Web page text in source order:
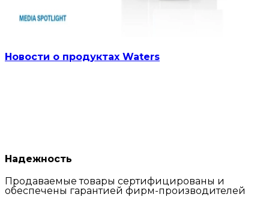
Новости о продуктах Waters
Надежность
Продаваемые товары сертифицированы и
обеспечены гарантией фирм-производителей